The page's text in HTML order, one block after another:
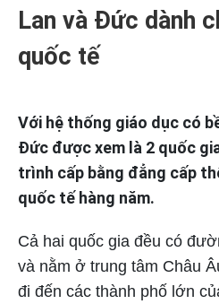
Lan và Đức dành
quốc tế
Với hệ thống giáo dục có
Đức được xem là 2 quốc
trình cấp bằng đẳng cấp
quốc tế hàng năm.
Cả hai quốc gia đều có
và nằm ở trung tâm Châu
đi đến các thành phố lớn